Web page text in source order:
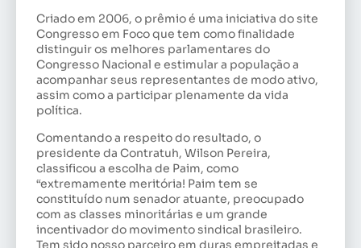
Criado em 2006, o prêmio é uma iniciativa do site
Congresso em Foco que tem como finalidade
distinguir os melhores parlamentares do
Congresso Nacional e estimular a população a
acompanhar seus representantes de modo ativo,
assim como a participar plenamente da vida
política.
Comentando a respeito do resultado, o
presidente da Contratuh, Wilson Pereira,
classificou a escolha de Paim, como
“extremamente meritória! Paim tem se
constituído num senador atuante, preocupado
com as classes minoritárias e um grande
incentivador do movimento sindical brasileiro.
Tem sido nosso parceiro em duras empreitadas e